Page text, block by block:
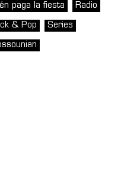
paga la fiesta Radio
& Pop Series